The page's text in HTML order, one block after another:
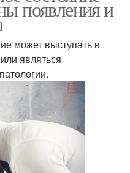
появления и
может выступать в
являться